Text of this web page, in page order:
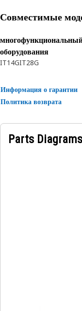
Совместимые
многофункциональный
оборудования
IT14GIT28G
Информация о гарантии
Политика возврата
Parts Diagrams